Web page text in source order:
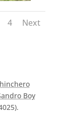
4 Next
Boy